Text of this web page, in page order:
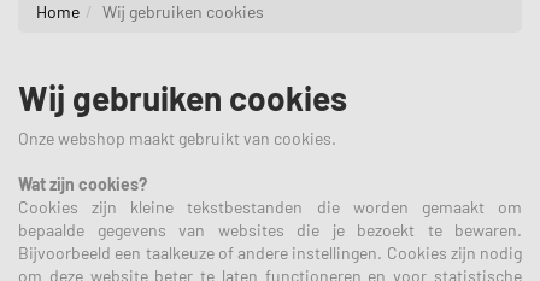
Home Wij gebruiken cookies
Wij gebruiken cookies
Onze webshop maakt gebruikt van cookies.
Wat zijn cookies?
Cookies zijn kleine tekstbestanden die worden gemaakt om
bepaalde gegevens van websites die je bezoekt te bewaren.
Bijvoorbeeld een taalkeuze of andere instellingen. Cookies zijn nodig
om deze website beter te laten functioneren en voor statistische